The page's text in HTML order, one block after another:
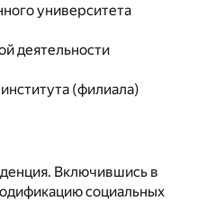
университета
деятельности
(филиала)
Включившись в
социальных